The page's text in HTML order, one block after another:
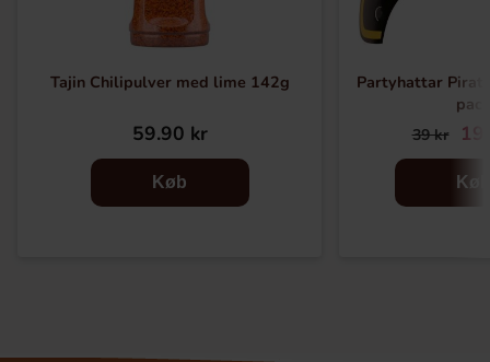
Tajin Chilipulver med lime 142g
59.90 kr
Køb
Partyhattar Pirat
pack
39 kr
Køb